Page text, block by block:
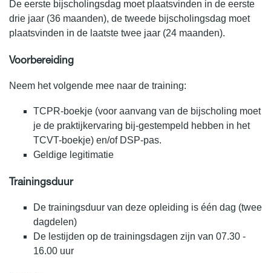
De eerste bijscholingsdag moet plaatsvinden in de eerste
drie jaar (36 maanden), de tweede bijscholingsdag moet
plaatsvinden in de laatste twee jaar (24 maanden).
Voorbereiding
Neem het volgende mee naar de training:
TCPR-boekje (voor aanvang van de bijscholing moet
je de praktijkervaring bij-gestempeld hebben in het
TCVT-boekje) en/of DSP-pas.
Geldige legitimatie
Trainingsduur
De trainingsduur van deze opleiding is één dag (twee
dagdelen)
De lestijden op de trainingsdagen zijn van 07.30 -
16.00 uur